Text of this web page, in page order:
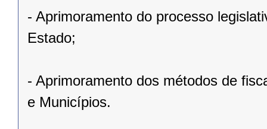
- Aprimoramento do processo
Estado;
- Aprimoramento dos métodos de
e Municípios.